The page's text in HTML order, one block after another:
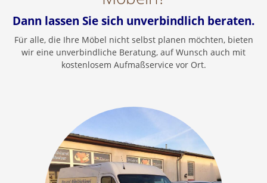
Dann lassen Sie sich unverbindlich beraten.
Für alle, die Ihre Möbel nicht selbst planen möchten, bieten
wir eine unverbindliche Beratung, auf Wunsch auch mit
kostenlosem Aufmaßservice vor Ort.